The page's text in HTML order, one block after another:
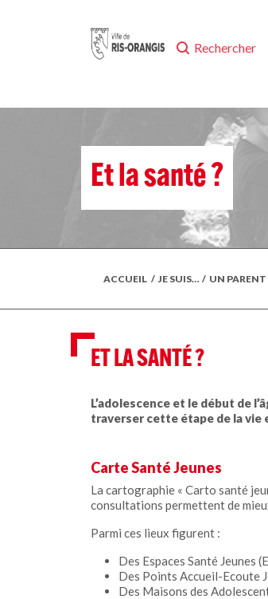
Rechercher
Et la santé ?
ACCUEIL / JE SUIS… / UN PARENT
ET LA SANTÉ ?
L’adolescence et le début de
traverser cette étape de la
Carte Santé Jeunes
La cartographie « Carto santé
consultations permettent de
Parmi ces lieux figurent :
Des Espaces Santé Jeunes
Des Points Accueil-Ecoute
Des Maisons des